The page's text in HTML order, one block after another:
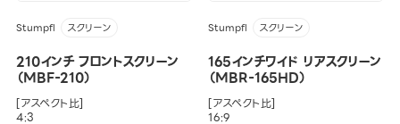
Stumpfl スクリーン
210インチ フロントスクリーン
（MBF-210）
[アスペクト比]
4:3
Stumpfl スクリーン
165インチワイド リアスクリーン
（MBR-165HD）
[アスペクト比]
16:9